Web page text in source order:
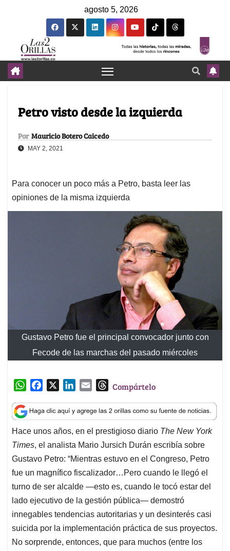
agosto 5, 2026
Petro visto desde la izquierda
Por Mauricio Botero Caicedo
MAY 2, 2021
Para conocer un poco más a Petro, basta leer las
opiniones de la misma izquierda
Gustavo Petro fue el principal convocador junto con
Fecode de las marchas del pasado miércoles
W
a
t
s
A
p
p
c
e
b
o
o
k
n
k
e
d
I
n
a
i
l
T
r
e
a
d
s
Compártelo
Hace unos años, en el prestigioso diario The New York
Times, el analista Mario Jursich Durán escribía sobre
Gustavo Petro: “Mientras estuvo en el Congreso, Petro
fue un magnífico fiscalizador…Pero cuando le llegó el
turno de ser alcalde —esto es, cuando le tocó estar del
lado ejecutivo de la gestión pública— demostró
innegables tendencias autoritarias y un desinterés casi
suicida por la implementación práctica de sus proyectos.
No sorprende, entonces, que para muchos (entre los